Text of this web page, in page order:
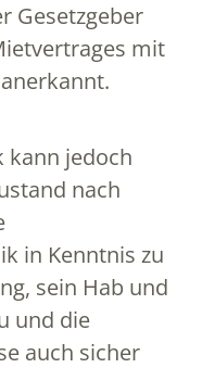
Gesetzgeber
mit
kann jedoch
nach
in Kenntnis zu
sein Hab und
und die
auch sicher